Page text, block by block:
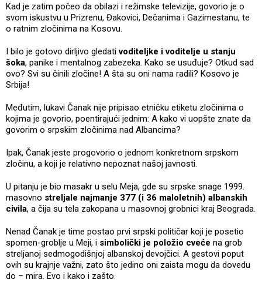
Kad je zatim počeo da obilazi i režimske televizije, govorio je o
svom iskustvu u Prizrenu, Đakovici, Dečanima i Gazimestanu, te
o ratnim zločinima na Kosovu.
I bilo je gotovo dirljivo gledativoditeljke i voditelje u stanju
šoka, panike i mentalnog zabezeka. Kako se usuđuje? Otkud sad
ovo? Svi su činili zločine! A šta su oni nama radili? Kosovo je
Srbija!
Međutim, lukavi Čanak nije pripisao etničku etiketu zločinima o
kojima je govorio, poentirajući jednim: A kako vi uopšte znate da
govorim o srpskim zločinima nad Albancima?
Ipak, Čanak jeste progovorio o jednom konkretnom srpskom
zločinu, a koji je relativno nepoznat našoj javnosti.
U pitanju je bio masakr u selu Meja, gde su srpske snage 1999.
masovno streljale najmanje 377 (i 36 maloletnih) albanskih
civila, a čija su tela zakopana u masovnoj grobnici kraj Beograda.
Nenad Čanak je time postao prvi srpski političar koji je posetio
spomen-groblje u Meji, i simbolički je položio cveće na grob
streljanoj sedmogodišnjoj albanskoj devojčici. A gestovi poput
ovih su krajnje važni, zato što jedino oni zaista mogu da dovedu
do – mira. Evo i kako i zašto.